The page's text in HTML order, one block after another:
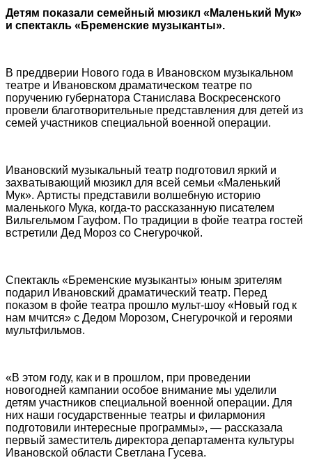
Детям показали семейный мюзикл «Маленький Мук»
и спектакль «Бременские музыканты».
В преддверии Нового года в Ивановском музыкальном
театре и Ивановском драматическом театре по
поручению губернатора Станислава Воскресенского
провели благотворительные представления для детей из
семей участников специальной военной операции.
Ивановский музыкальный театр подготовил яркий и
захватывающий мюзикл для всей семьи «Маленький
Мук». Артисты представили волшебную историю
маленького Мука, когда-то рассказанную писателем
Вильгельмом Гауфом. По традиции в фойе театра гостей
встретили Дед Мороз со Снегурочкой.
Спектакль «Бременские музыканты» юным зрителям
подарил Ивановский драматический театр. Перед
показом в фойе театра прошло мульт-шоу «Новый год к
нам мчится» с Дедом Морозом, Снегурочкой и героями
мультфильмов.
«В этом году, как и в прошлом, при проведении
новогодней кампании особое внимание мы уделили
детям участников специальной военной операции. Для
них наши государственные театры и филармония
подготовили интересные программы», — рассказала
первый заместитель директора департамента культуры
Ивановской области Светлана Гусева.